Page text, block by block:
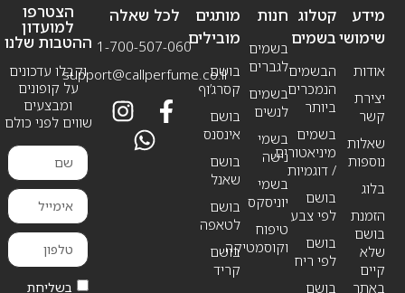
מידע
שימושי
אודות
יצירת
קשר
שאלות
נוספות
בלוג
הזמנת
בושם
שלא
קיים
באתר
חנות
בשמים
לגברים
בשמים
לנשים
בשמי
נישה
בשמי
יוניסקס
טיפוח
וקוסמטיקה
קטלוג
בשמים
הבשמים
הנמכרים
ביותר
בשמים
מיניאטורים
/ דוגמיות
בושם
לפי צבע
בושם
לפי ריח
בושם
מותגים
מובילים
בושם
קסרג’וף
בושם
אינסנס
בושם
שאנל
בושם
לטאפה
בושם
קריד
לכל שאלה
1-700-507-060
support@callperfume.co.il
הצטרפו
למועדון
ההטבות שלנו
וקבלו עדכונים
על קופונים
ומבצעים
שווים לפני כולם
בשליחת